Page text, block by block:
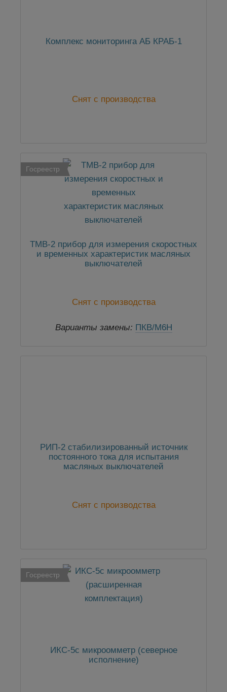
Комплекс мониторинга АБ КРАБ-1
Снят с производства
Госреестр
ТМВ-2 прибор для измерения скоростных
и временных характеристик масляных
выключателей
Снят с производства
Варианты замены: ПКВ/М6Н
РИП-2 стабилизированный источник
постоянного тока для испытания
масляных выключателей
Снят с производства
Госреестр
ИКС-5с микроомметр (северное
исполнение)